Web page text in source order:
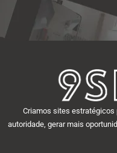
Criamos sites
autoridade, gerar mais